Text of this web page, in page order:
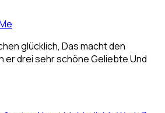
glücklich, Das macht den
er drei sehr schöne Geliebte Und